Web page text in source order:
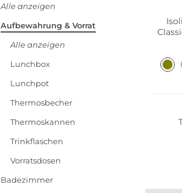
Alle anzeigen
Aufbewahrung & Vorrat
Alle anzeigen
Lunchbox
Lunchpot
Thermosbecher
Thermoskannen
Trinkflaschen
Vorratsdosen
Badezimmer